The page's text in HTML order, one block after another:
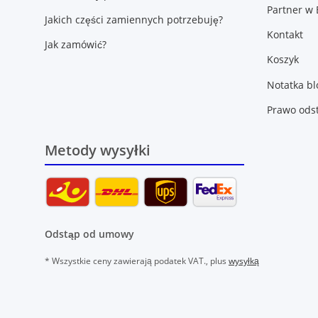
Jakich części zamiennych potrzebuję?
Jak zamówić?
Partner w
Kontakt
Koszyk
Notatka
Prawo
Metody wysyłki
Odstąp od umowy
* Wszystkie ceny zawierają podatek VAT., plus wysyłką